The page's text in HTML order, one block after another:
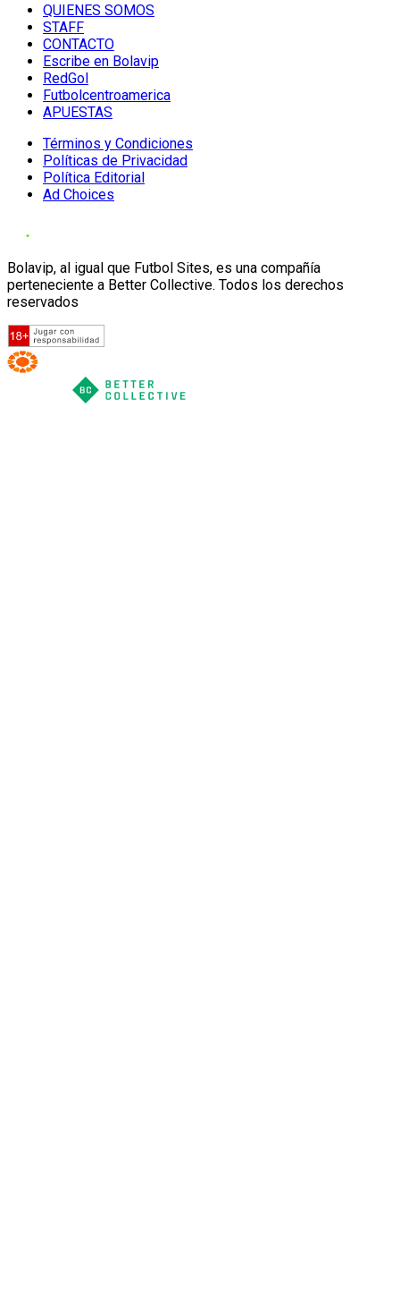
QUIENES SOMOS
STAFF
CONTACTO
Escribe en Bolavip
RedGol
Futbolcentroamerica
APUESTAS
Términos y Condiciones
Políticas de Privacidad
Política Editorial
Ad Choices
Bolavip, al igual que Futbol Sites, es una compañía
perteneciente a Better Collective. Todos los derechos
reservados